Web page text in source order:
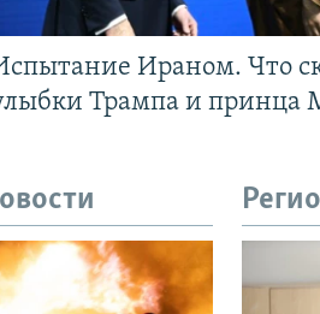
Ираном. Что
Трампа и принца